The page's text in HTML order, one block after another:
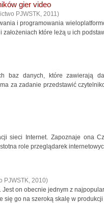
gier video
PJWSTK, 2011)
i programowania
które leżą u ich
baz danych, które zawierają
za zadanie przedstawić
sieci Internet. Zapoznaje ona
role przeglądarek
PJWSTK, 2010)
on obecnie jednym z
się go na szeroką skalę w produkcji